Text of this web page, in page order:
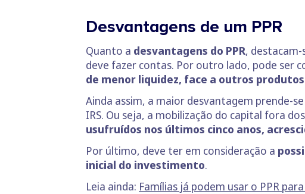
Desvantagens de um PPR
Quanto a desvantagens do PPR, destacam-
deve fazer contas. Por outro lado, pode ser
de menor liquidez, face a outros
Ainda assim, a maior desvantagem prende-
IRS. Ou seja, a mobilização do capital fora
usufruídos nos últimos cinco anos,
Por último, deve ter em consideração a
inicial do investimento.
Leia ainda: Famílias já podem usar o PPR